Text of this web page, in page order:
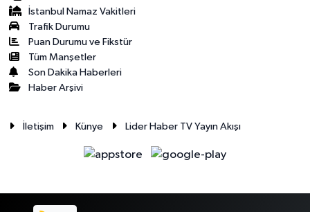
İstanbul Namaz Vakitleri
Trafik Durumu
Puan Durumu ve Fikstür
Tüm Manşetler
Son Dakika Haberleri
Haber Arşivi
İletişim Künye Lider Haber TV Yayın Akışı